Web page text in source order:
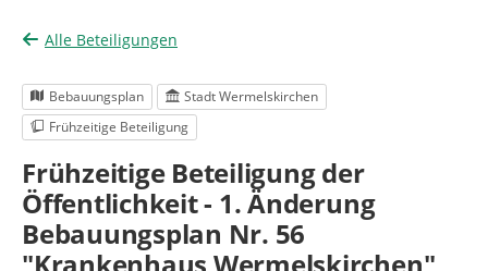
Alle Beteiligungen
Bebauungsplan
Stadt Wermelskirchen
Frühzeitige Beteiligung
Frühzeitige Beteiligung der
Öffentlichkeit - 1. Änderung
Bebauungsplan Nr. 56